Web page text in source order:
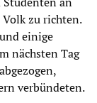
zu richten.
einige
nächsten Tag
verbündeten.